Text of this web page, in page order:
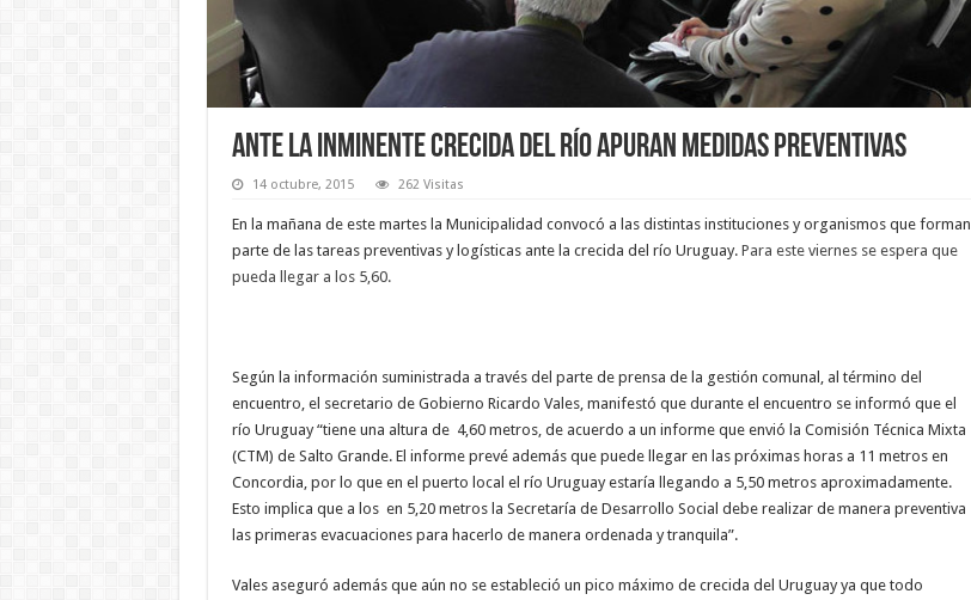
Ante la inminente crecida del río apuran medidas preventivas
14 octubre, 2015 262 Visitas
En la mañana de este martes la Municipalidad convocó a las distintas instituciones y organismos que forman
parte de las tareas preventivas y logísticas ante la crecida del río Uruguay. Para este viernes se espera que
pueda llegar a los 5,60.
Según la información suministrada a través del parte de prensa de la gestión comunal, al término del
encuentro, el secretario de Gobierno Ricardo Vales, manifestó que durante el encuentro se informó que el
río Uruguay “tiene una altura de 4,60 metros, de acuerdo a un informe que envió la Comisión Técnica Mixta
(CTM) de Salto Grande. El informe prevé además que puede llegar en las próximas horas a 11 metros en
Concordia, por lo que en el puerto local el río Uruguay estaría llegando a 5,50 metros aproximadamente.
Esto implica que a los en 5,20 metros la Secretaría de Desarrollo Social debe realizar de manera preventiva
las primeras evacuaciones para hacerlo de manera ordenada y tranquila”.
Vales aseguró además que aún no se estableció un pico máximo de crecida del Uruguay ya que todo